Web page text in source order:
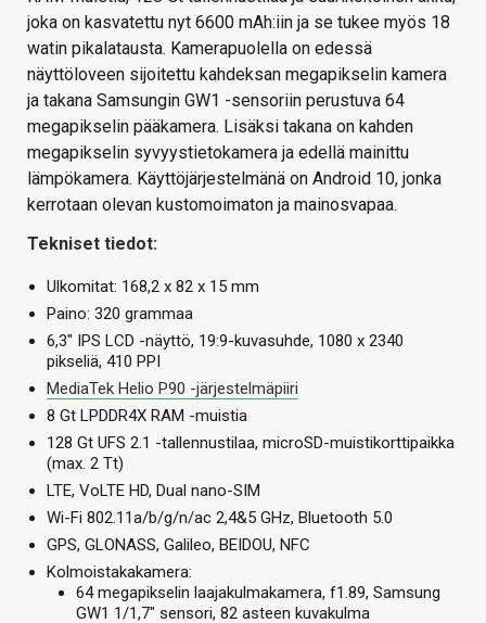
joka on kasvatettu nyt 6600 mAh:iin ja se tukee myös 18
watin pikalatausta. Kamerapuolella on edessä
näyttöloveen sijoitettu kahdeksan megapikselin kamera
ja takana Samsungin GW1 -sensoriin perustuva 64
megapikselin pääkamera. Lisäksi takana on kahden
megapikselin syvyystietokamera ja edellä mainittu
lämpökamera. Käyttöjärjestelmänä on Android 10, jonka
kerrotaan olevan kustomoimaton ja mainosvapaa.
Tekniset tiedot:
Ulkomitat: 168,2 x 82 x 15 mm
Paino: 320 grammaa
6,3″ IPS LCD -näyttö, 19:9-kuvasuhde, 1080 x 2340
pikseliä, 410 PPI
MediaTek Helio P90 -järjestelmäpiiri
8 Gt LPDDR4X RAM -muistia
128 Gt UFS 2.1 -tallennustilaa, microSD-muistikorttipaikka
(max. 2 Tt)
LTE, VoLTE HD, Dual nano-SIM
Wi-Fi 802.11a/b/g/n/ac 2,4&5 GHz, Bluetooth 5.0
GPS, GLONASS, Galileo, BEIDOU, NFC
Kolmoistakakamera:
64 megapikselin laajakulmakamera, f1.89, Samsung
GW1 1/1,7″ sensori, 82 asteen kuvakulma